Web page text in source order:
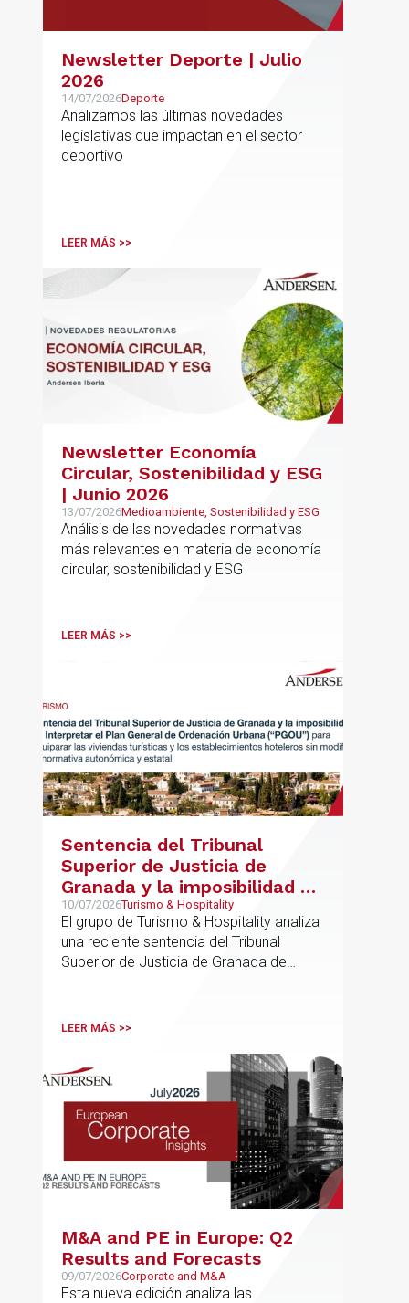
Newsletter Deporte | Julio
2026
14/07/2026Deporte
Analizamos las últimas novedades
legislativas que impactan en el sector
deportivo
LEER MÁS >>
Newsletter Economía
Circular, Sostenibilidad y ESG
| Junio 2026
13/07/2026Medioambiente, Sostenibilidad y ESG
Análisis de las novedades normativas
más relevantes en materia de economía
circular, sostenibilidad y ESG
LEER MÁS >>
Sentencia del Tribunal
Superior de Justicia de
Granada y la imposibilidad de
Interpretar el Plan General
de Ordenación Urbana
(“PGOU”) para equiparar las
viviendas turísticas y los
autonómica y estatal
10/07/2026Turismo & Hospitality
El grupo de Turismo & Hospitality analiza
una reciente sentencia del Tribunal
Superior de Justicia de Granada de
LEER MÁS >>
M&A and PE in Europe: Q2
Results and Forecasts
09/07/2026Corporate and M&A
Esta nueva edición analiza las